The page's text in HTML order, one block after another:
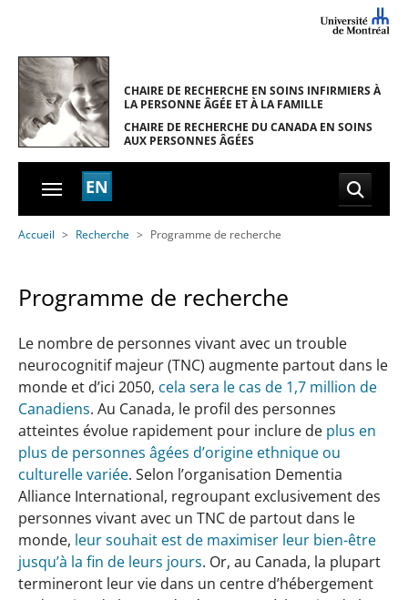
CHAIRE DE RECHERCHE EN SOINS INFIRMIERSÀ
LA PERSONNE ÂGÉE ET À LA FAMILLE
CHAIRE DE RECHERCHE DU CANADA EN SOINS
AUX PERSONNES ÂGÉES
EN
You are here:
Accueil Recherche Programme de recherche
Programme de recherche
Le nombre de personnes vivant avec un trouble
neurocognitif majeur (TNC) augmente partout dans le
monde et d’ici 2050, cela sera le cas de 1,7 million de
Canadiens. Au Canada, le profil des personnes
atteintes évolue rapidement pour inclure de plus en
plus de personnes âgées d’origine ethnique ou
culturelle variée. Selon l’organisation Dementia
Alliance International, regroupant exclusivement des
personnes vivant avec un TNC de partout dans le
monde, leur souhait est de maximiser leur bien-être
jusqu’à la fin de leurs jours. Or, au Canada, la plupart
termineront leur vie dans un centre d’hébergement